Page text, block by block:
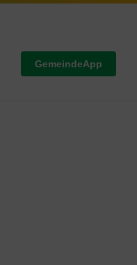
GemeindeApp